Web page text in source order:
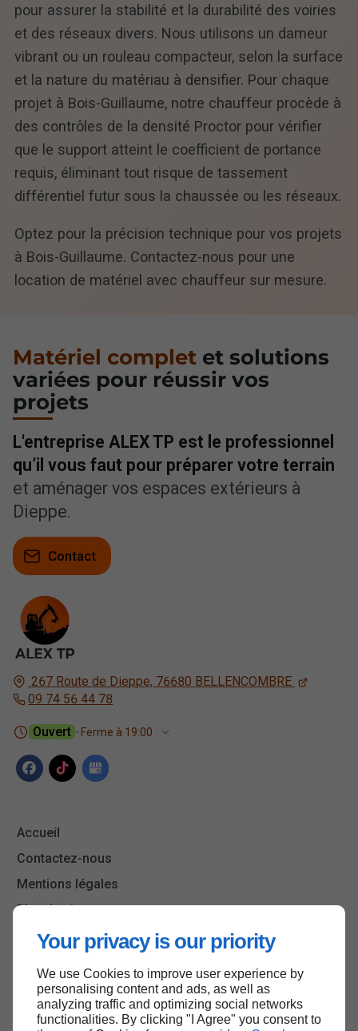
Your privacy is our priority
We use Cookies to improve user experience by
personalising content and ads, as well as
analyzing traffic and optimizing social networks
functionalities. By clicking "I Agree" you consent to
pour assurer la stabilité et la durabilité des voiries
et des réseaux divers. Nous utilisons un dameur
vibrant ou un rouleau compacteur, selon la surface
et la nature du matériau à densifier. Pour chaque
projet à Bois-Guillaume, notre chauffeur procède à
des contrôles de la densité Proctor pour vérifier
que le support atteint le coefficient de portance
requis, éliminant tout risque de tassement
différentiel futur sous la chaussée ou les réseaux.
Optez pour la précision technique pour vos projets
à Bois-Guillaume. Contactez-nous pour une
location de matériel avec chauffeur sur mesure.
267 Route de Dieppe, 76680 BELLENCOMBRE
09 74 56 44 78
Ouvert ⋅ Ferme à 19:00
Accueil
Contactez-nous
Mentions légales
Plan du site
Matériel complet et solutions
variées pour réussir vos
projets
L'entreprise ALEX TP est le professionnel
qu’il vous faut pour préparer votre terrain
et aménager vos espaces extérieurs à
Dieppe.
Contact
Haut de page